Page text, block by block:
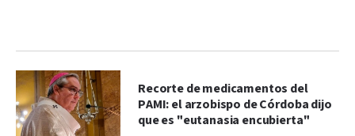
Recorte de medicamentos del
PAMI: el arzobispo de Córdoba dijo
que es "eutanasia encubierta"